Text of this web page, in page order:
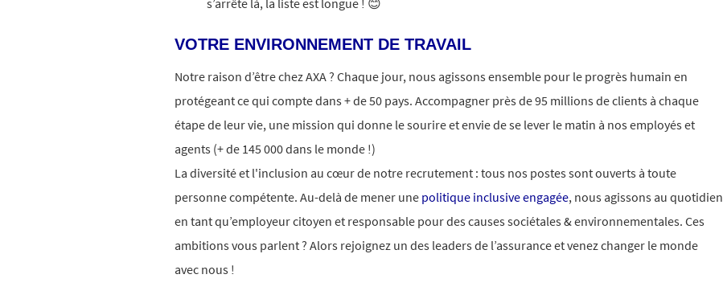
s’arrête là, la liste est longue ! 😊
VOTRE ENVIRONNEMENT DE TRAVAIL
Notre raison d’être chez AXA ? Chaque jour, nous agissons ensemble pour le progrès humain en
protégeant ce qui compte dans + de 50 pays. Accompagner près de 95 millions de clients à chaque
étape de leur vie, une mission qui donne le sourire et envie de se lever le matin à nos employés et
agents (+ de 145 000 dans le monde !)
La diversité et l'inclusion au cœur de notre recrutement : tous nos postes sont ouverts à toute
personne compétente. Au-delà de mener une politique inclusive engagée, nous agissons au quotidien
en tant qu’employeur citoyen et responsable pour des causes sociétales & environnementales. Ces
ambitions vous parlent ? Alors rejoignez un des leaders de l’assurance et venez changer le monde
avec nous !